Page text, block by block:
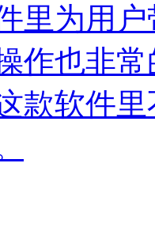
里为用
作也非
款软件